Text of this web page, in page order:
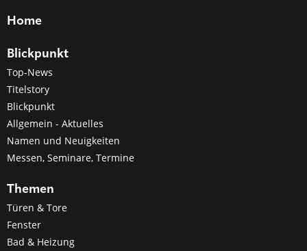
Home
Blickpunkt
Top-News
Titelstory
Blickpunkt
Allgemein - Aktuelles
Namen und Neuigkeiten
Messen, Seminare, Termine
Themen
Türen & Tore
Fenster
Bad & Heizung